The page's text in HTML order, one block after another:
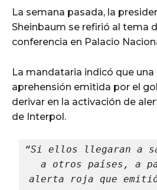
La semana pasada, la
Sheinbaum se refirió al tema
conferencia en Palacio
La mandataria indicó que
aprehensión emitida por el
derivar en la activación de
de Interpol.
“Si ellos llegaran a
a otros países, a
alerta roja que